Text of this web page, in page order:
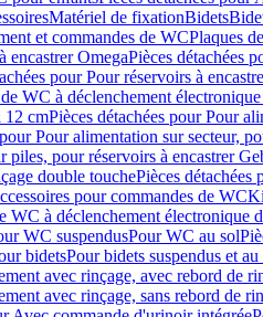
Matériel de fixationBidets
et commandes de WCPlaques
encastrer OmegaPièces détachées
pour Pour réservoirs à
WC à déclenchement
12 cmPièces détachées pour Pour
Pour alimentation sur secteur,
piles, pour réservoirs à encastrer
double touchePièces détachées
pour commandes de WC
WC à déclenchement électronique
WC suspendusPour WC au sol
bidetsPour bidets suspendus et au
avec rinçage, avec rebord de
avec rinçage, sans rebord de